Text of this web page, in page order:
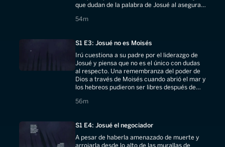
que dudan de la palabra de Josué al asegurar
54m
54 minutes
S1 E3: Josué no es Moisés
Irú cuestiona a su padre por el liderazgo de
Josué y piensa que no es el único con dudas
al respecto. Una remembranza del poder de
Dios a través de Moisés cuando abrió el mar y
los hebreos pudieron ser libres después de
56m
56 minutes
S1 E4: Josué el negociador
A pesar de haberla amenazado de muerte y
arrojarla desde lo alto de las murallas de